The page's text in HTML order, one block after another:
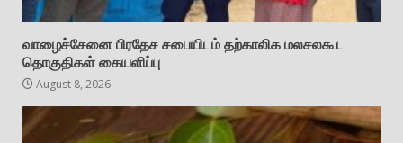
வாழைச்சேனை பிரதேச சபையிடம் தற்காலிக மலசலகூட
தொகுதிகள் கையளிப்பு
August 8, 2026